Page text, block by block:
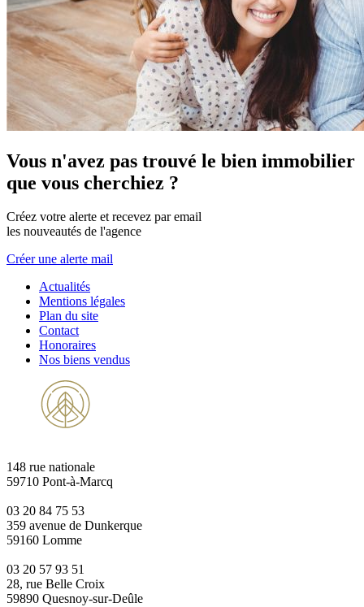
Vous n'avez pas trouvé le bien immobilier
que vous cherchiez ?
Créez votre alerte et recevez par email
les nouveautés de l'agence
Créer une alerte mail
Actualités
Mentions légales
Plan du site
Contact
Honoraires
Nos biens vendus
148 rue nationale
59710 Pont-à-Marcq
03 20 84 75 53
359 avenue de Dunkerque
59160 Lomme
03 20 57 93 51
28, rue Belle Croix
59890 Quesnoy-sur-Deûle